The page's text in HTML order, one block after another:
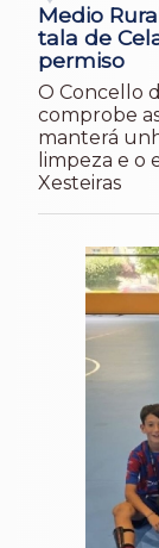
Medio
tala de
permiso
O Concello
comprobe
manterá
limpeza e o
Xesteiras